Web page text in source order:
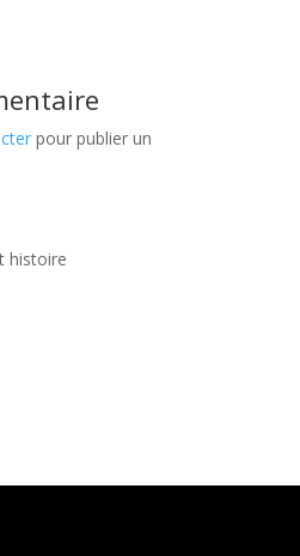
pour publier un
histoire